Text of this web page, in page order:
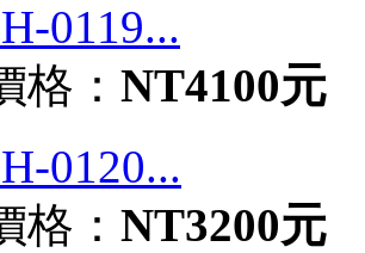
0119...
格： NT4100元
0120...
格： NT3200元